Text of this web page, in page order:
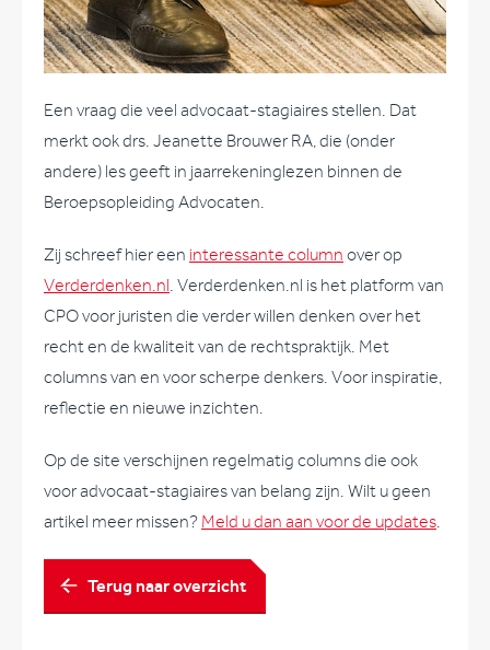
Een vraag die veel advocaat-stagiaires stellen. Dat
merkt ook drs. Jeanette Brouwer RA, die (onder
andere) les geeft in jaarrekeninglezen binnen de
Beroepsopleiding Advocaten.
Zij schreef hier een interessante column over op
Verderdenken.nl. Verderdenken.nl is het platform van
CPO voor juristen die verder willen denken over het
recht en de kwaliteit van de rechtspraktijk. Met
columns van en voor scherpe denkers. Voor inspiratie,
reflectie en nieuwe inzichten.
Op de site verschijnen regelmatig columns die ook
voor advocaat-stagiaires van belang zijn. Wilt u geen
artikel meer missen? Meld u dan aan voor de updates.
Terug naar overzicht